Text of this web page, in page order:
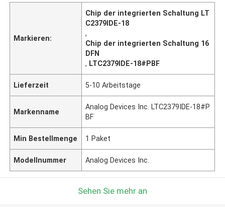
Markieren:
Chip der integrierten Schaltung LT
C2379IDE-18
,
Chip der integrierten Schaltung 16
DFN
, LTC2379IDE-18#PBF
Lieferzeit 5-10 Arbeitstage
Markenname
Analog Devices Inc. LTC2379IDE-18#P
BF
Min Bestellmenge 1 Paket
Modellnummer Analog Devices Inc.
Sehen Sie mehr an